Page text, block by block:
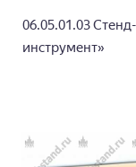
06.05.01.03
инструмент»